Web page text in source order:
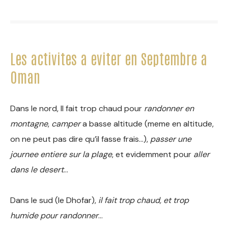
Les activites a eviter en Septembre a
Oman
Dans le nord, Il fait trop chaud pour randonner en
montagne, campera basse altitude (meme en altitude,
on ne peut pas dire qu’il fasse frais…), passer une
journee entiere sur la plage, et evidemment pour aller
dans le desert…
Dans le sud (le Dhofar), il fait trop chaud, et trop
humide pour randonner…